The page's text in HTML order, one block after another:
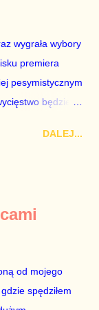
w gospodarkę,
mylić. Nie było
Bartosz
Ewy Ko...
wygrała wybory
premiera
pesymistycznym
będzie
Gowina na
choć z
ministrem pracy
po wyborach
w ministerstwie
DALEJ...
od mojego
spędziłem